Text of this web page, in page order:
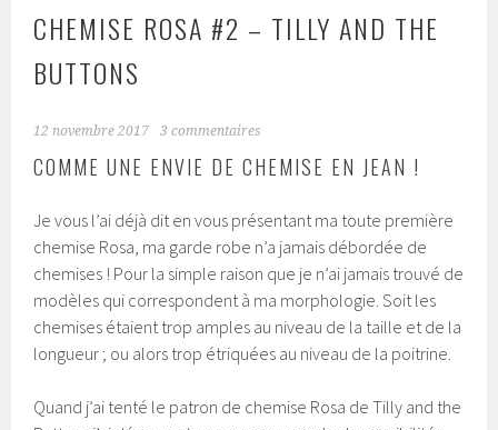
CHEMISE ROSA #2 – TILLY AND THE
BUTTONS
12 novembre 2017 3 commentaires
COMME UNE ENVIE DE CHEMISE EN JEAN !
Je vous l’ai déjà dit en vous présentant ma toute première
chemise Rosa, ma garde robe n’a jamais débordée de
chemises ! Pour la simple raison que je n’ai jamais trouvé de
modèles qui correspondent à ma morphologie. Soit les
chemises étaient trop amples au niveau de la taille et de la
longueur ; ou alors trop étriquées au niveau de la poitrine.
Quand j’ai tenté le patron de chemise Rosa de Tilly and the